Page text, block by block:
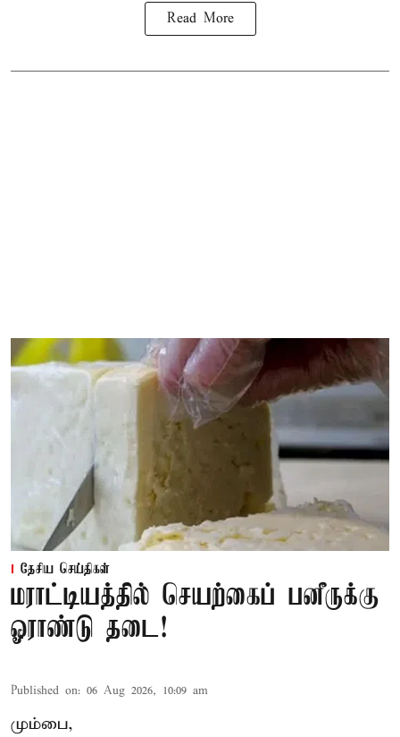
Read More
தேசிய செய்திகள்
மராட்டியத்தில் செயற்கைப் பனீருக்கு
ஓராண்டு தடை!
Published on: 06 Aug 2026, 10:09 am
மும்பை,